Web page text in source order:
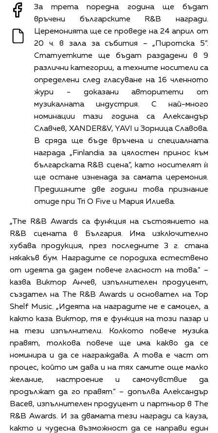
За трета поредна година ще бъдат
връчени българските R&B награди.
Церемонията ще се проведе на 24 април от
20 ч. в зала за събития – „Пиротска 5“.
Статуетките ще бъдат раздадени в 9
различни категории, а техните носители са
определени след гласуване на 16 членното
жури - доказани авторитети от
музикалната индустрия. С най-много
номинации тази година са Александър
Славчев, XANDER&V, YAVI и Зорница Славова.
В сряда ще бъде връчена и специалната
награда „Finlandia за цялостен принос към
българската R&B сцена“, като носителят ѝ
ще остане изненада за самата церемония.
Предишните две години това признание
отиде при Tri O Five и Мария Илиева.
„The R&B Awards са функция на състоянието на
R&B сцената в България. Има изключително
хубава продукция, през последните 3 г. стана
някакъв бум. Наградите се породиха естествено
от идеята да дадем повече гласност на това.“ –
казва Виктор Анчев, изпълнителен продуцент,
създател на The R&B Awards и основател на Top
Shelf Music. „Идеята на наградите не е самоцел, а
както каза Виктор, тя е функция на този пазар и
на тези изпълнители. Колкото повече музика
правят, толкова повече ще има какво да се
номинира и да се награждава. А това е част от
процес, който им дава и на тях самите още малко
желание, настроение и самочувствие да
продължат да го правят.“ – допълва Александър
Васев, изпълнителен продуцент и партньор в The
R&B Awards. И за двамата тези награди са кауза,
както и чудесна възможност да се направи един